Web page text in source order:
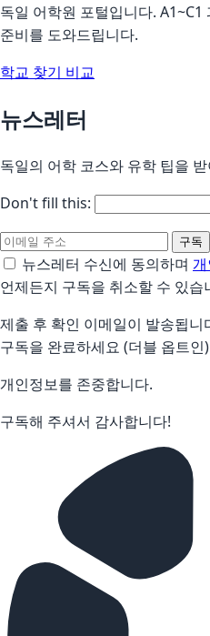
독일 어학원 포털입니다.
준비를 도와드립니다.
학교 찾기 비교
뉴스레터
독일의 어학 코스와 유학 팁을
Don't fill this:
구독
뉴스레터 수신에 동의하며
언제든지 구독을 취소할 수 있습
제출 후 확인 이메일이 발송됩
구독을 완료하세요 (더블 옵트인
개인정보를 존중합니다.
구독해 주셔서 감사합니다!